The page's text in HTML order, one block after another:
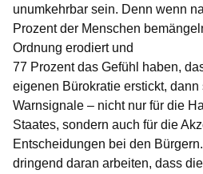
unumkehrbar sein. Denn wenn
Prozent der Menschen
Ordnung erodiert und
77 Prozent das Gefühl haben,
eigenen Bürokratie erstickt,
Warnsignale – nicht nur für die
Staates, sondern auch für die
Entscheidungen bei den
dringend daran arbeiten, dass